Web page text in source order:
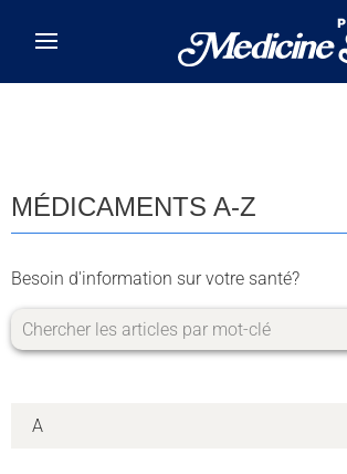
MÉDICAMENTS A-Z
Besoin d'information sur votre santé?